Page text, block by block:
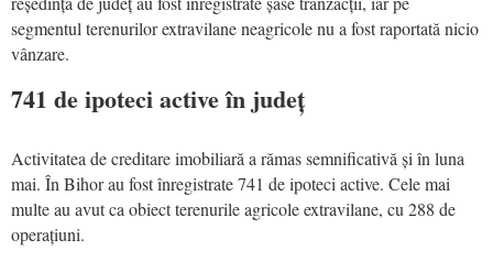
segmentul terenurilor extravilane neagricole nu a fost raportată nicio
vânzare.
741 de ipoteci active în județ
Activitatea de creditare imobiliară a rămas semnificativă și în luna
mai. În Bihor au fost înregistrate 741 de ipoteci active. Cele mai
multe au avut ca obiect terenurile agricole extravilane, cu 288 de
operațiuni.